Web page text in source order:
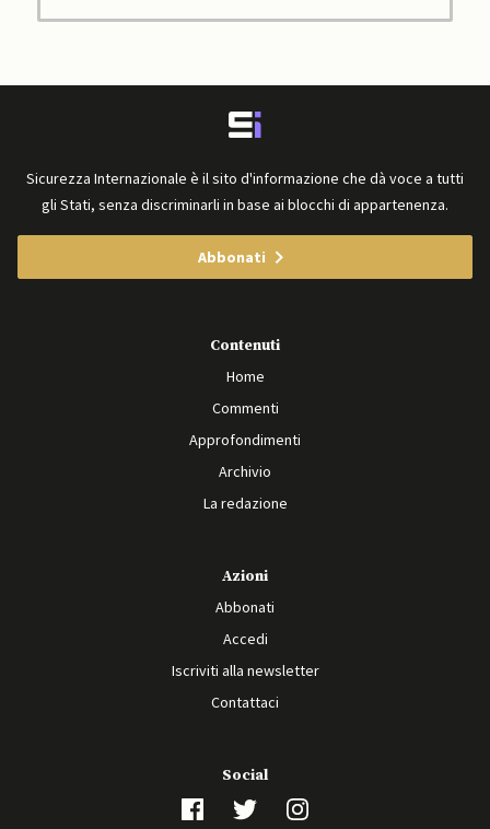
Sicurezza Internazionale è il sito d'informazione che dà voce a tutti
gli Stati, senza discriminarli in base ai blocchi di appartenenza.
Abbonati
Contenuti
Home
Commenti
Approfondimenti
Archivio
La redazione
Azioni
Abbonati
Accedi
Iscriviti alla newsletter
Contattaci
Social